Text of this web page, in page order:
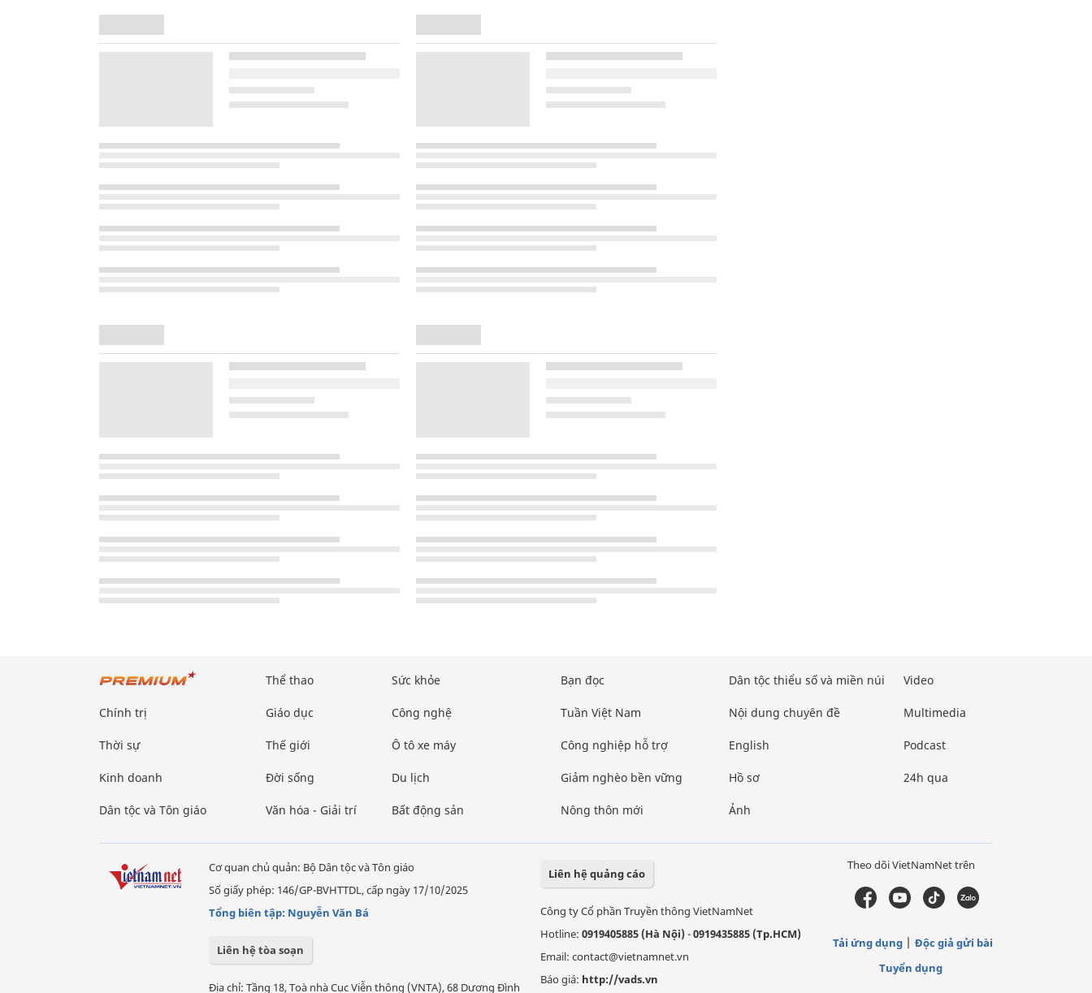
Chính trị
Thời sự
Kinh doanh
Dân tộc và Tôn giáo
Thể thao
Giáo dục
Thế giới
Đời sống
Văn hóa - Giải trí
Sức khỏe
Công nghệ
Ô tô xe máy
Du lịch
Bất động sản
Bạn đọc
Tuần Việt Nam
Công nghiệp hỗ trợ
Giảm nghèo bền vững
Nông thôn mới
Dân tộc thiểu số và miền núi
Nội dung chuyên đề
English
Hồ sơ
Ảnh
Video
Multimedia
Podcast
24h qua
Cơ quan chủ quản: Bộ Dân tộc và Tôn giáo
Số giấy phép: 146/GP-BVHTTDL, cấp ngày 17/10/2025
Tổng biên tập: Nguyễn Văn Bá
Liên hệ tòa soạn
Địa chỉ: Tầng 18, Toà nhà Cục Viễn thông (VNTA), 68 Dương Đình
Liên hệ quảng cáo
Công ty Cổ phần Truyền thông VietNamNet
Hotline: 0919405885 (Hà Nội)-0919435885 (Tp.HCM)
Email: contact@vietnamnet.vn
Báo giá: http://vads.vn
Theo dõi VietNamNet trên
Tải ứng dụng
Độc giả gửi bài
Tuyển dụng